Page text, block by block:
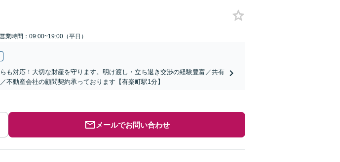
営業時間：09:00~19:00（平日）
も対応！大切な財産を守ります。明け渡し・立ち退き交渉の経験豊富／共有
不動産会社の顧問契約承っております【有楽町駅1分】
メールでお問い合わせ